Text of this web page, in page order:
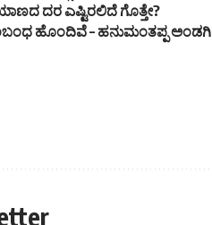
ದರ ಎಷ್ಟಿರಲಿದೆ ಗೊತ್ತೇ?
ಹೊಂದಿವೆ – ಹನುಮಂತಪ್ಪ ಅಂಡಗಿ